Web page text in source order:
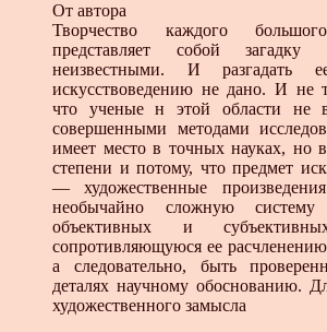
От автора
Творчество каждого
представляет собой
неизвестными. И разгадать
искусствоведению не дано. И не
что ученые н этой области не
совершенными методами
имеет место в точных науках, но в
степени и потому, что предмет
— художественные
необычайно сложную систему
объективных и
сопротивляющуюся ее
а следовательно, быть
деталях научному обоснованию.
художественного замысла